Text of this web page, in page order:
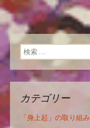
検索:
カテゴリー
「身上起」の取り組み